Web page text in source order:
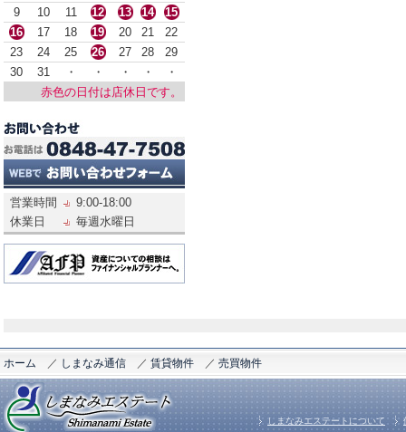
9
10 11 12 13 14
15
16
17 18 19 20 21
22
23
24 25 26 27 28
29
30
31 ・ ・ ・ ・
・
赤色の日付は店休日です。
営業時間
9:00-18:00
休業日
毎週水曜日
ホーム ／ しまなみ通信 ／ 賃貸物件 ／ 売買物件
しまなみエステートについて